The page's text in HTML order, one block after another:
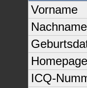
Vorname
Nachname
Homepage
ICQ-